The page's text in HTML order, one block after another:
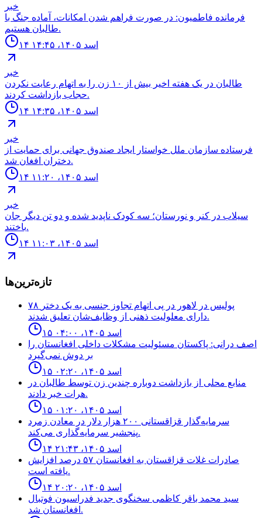
خبر
فرمانده فاطميون: در صورت فراهم شدن امكانات، آماده جنگ با
طالبان هستيم.
۱۴ اسد ۱۴۰۵، ۱۴:۴۵
خبر
طالبان در یک هفته اخير بيش از ١٠ زن را به اتهام رعايت نكردن
حجاب بازداشت كردند.
۱۴ اسد ۱۴۰۵، ۱۴:۳۵
خبر
فرستاده سازمان ملل خواستار ايجاد صندوق جهانى براى حمايت از
دختران افغان شد.
۱۴ اسد ۱۴۰۵، ۱۱:۲۰
خبر
سيلاب در كنر و نورستان؛ سه كودک ناپديد شده و دو تن ديگر جان
باختند.
۱۴ اسد ۱۴۰۵، ۱۱:۰۳
تازه‌ترین‌ها
۷۸ پولیس در لاهور در پی اتهام تجاوز جنسی به یک دختر
دارای معلولیت ذهنی از وظایف‌شان تعلیق شدند.
۱۵ اسد ۱۴۰۵، ۰۴:۰۰
اصف درانی: پاکستان مسئولیت مشکلات داخلی افغانستان را
بر دوش نمی‌گیرد
۱۵ اسد ۱۴۰۵، ۰۲:۲۰
منابع محلى از بازداشت دوباره چندين زن توسط طالبان در
هرات خبر دادند.
۱۵ اسد ۱۴۰۵، ۰۱:۲۰
سرمایه‌گذار قزاقستانی ۲۰۰ هزار دلار در معادن زمرد
پنجشیر سرمایه‌گذاری می‌کند.
۱۴ اسد ۱۴۰۵، ۲۱:۴۳
صادرات غلات قزاقستان به افغانستان ۵۷ درصد افزایش
یافته است.
۱۴ اسد ۱۴۰۵، ۲۰:۲۰
سيد محمد باقر كاظمى سخنگوى جديد فدراسيون فوتبال
افغانستان شد.